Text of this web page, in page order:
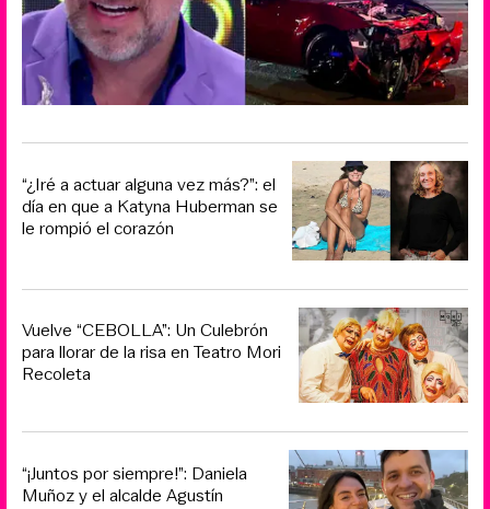
“¿Iré a actuar alguna vez más?”: el
día en que a Katyna Huberman se
le rompió el corazón
Vuelve “CEBOLLA”: Un Culebrón
para llorar de la risa en Teatro Mori
Recoleta
“¡Juntos por siempre!”: Daniela
Muñoz y el alcalde Agustín